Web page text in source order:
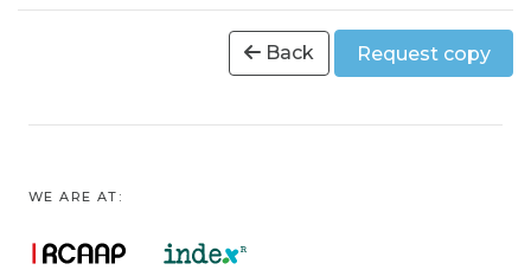
Back Request copy
WE ARE AT: